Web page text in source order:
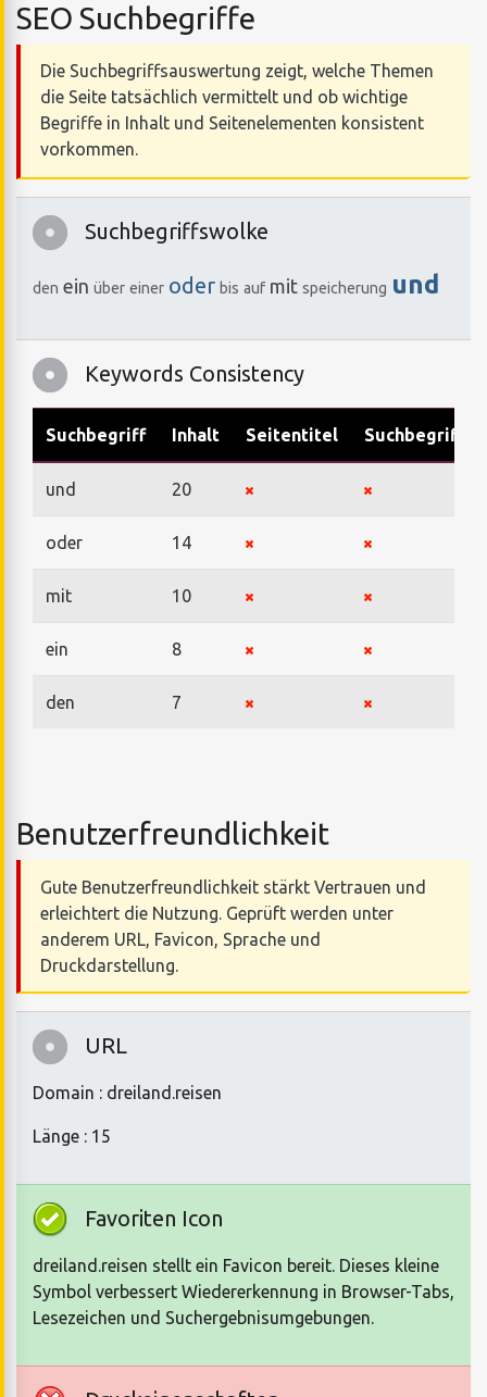
SEO Suchbegriffe
Die Suchbegriffsauswertung zeigt, welche Themen
die Seite tatsächlich vermittelt und ob wichtige
Begriffe in Inhalt und Seitenelementen konsistent
vorkommen.
Suchbegriffswolke
den ein über einer oder bis auf mit speicherung und
Keywords Consistency
Suchbegriff Inhalt Seitentitel Suchbegriffe
und 20
oder 14
mit 10
ein 8
den 7
Benutzerfreundlichkeit
Gute Benutzerfreundlichkeit stärkt Vertrauen und
erleichtert die Nutzung. Geprüft werden unter
anderem URL, Favicon, Sprache und
Druckdarstellung.
URL
Domain : dreiland.reisen
Länge : 15
Favoriten Icon
dreiland.reisen stellt ein Favicon bereit. Dieses kleine
Symbol verbessert Wiedererkennung in Browser-Tabs,
Lesezeichen und Suchergebnisumgebungen.